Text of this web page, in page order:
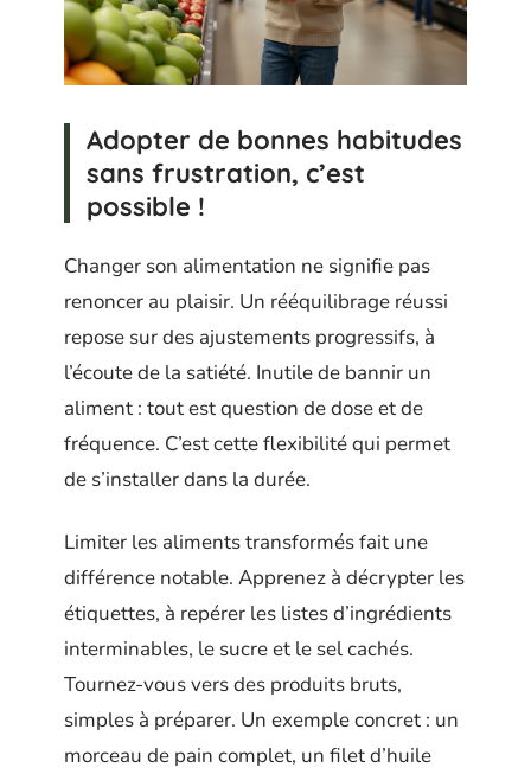
Adopter de bonnes habitudes
sans frustration, c’est
possible !
Changer son alimentation ne signifie pas
renoncer au plaisir. Un rééquilibrage réussi
repose sur des ajustements progressifs, à
l’écoute de la satiété. Inutile de bannir un
aliment : tout est question de dose et de
fréquence. C’est cette flexibilité qui permet
de s’installer dans la durée.
Limiter les aliments transformés fait une
différence notable. Apprenez à décrypter les
étiquettes, à repérer les listes d’ingrédients
interminables, le sucre et le sel cachés.
Tournez-vous vers des produits bruts,
simples à préparer. Un exemple concret : un
morceau de pain complet, un filet d’huile